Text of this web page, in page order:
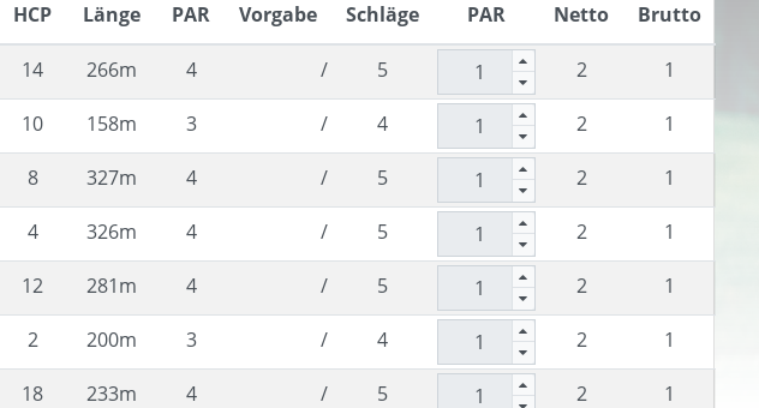
HCP Länge PAR Vorgabe Schläge
PAR
Netto Brutto
14 266m 4 / 5 2 1
10 158m 3 / 4 2 1
8 327m 4 / 5 2 1
4 326m 4 / 5 2 1
12 281m 4 / 5 2 1
2 200m 3 / 4 2 1
18 233m 4 / 5 2 1